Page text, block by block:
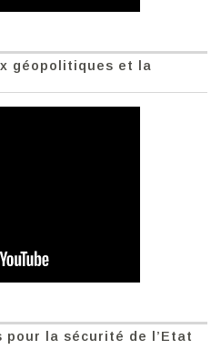
géopolitiques et la
la sécurité de l’Etat